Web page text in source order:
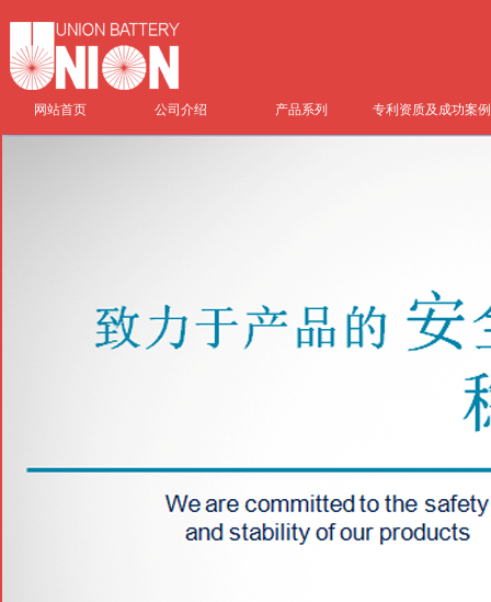
网站首页 公司介绍 产品系列 专利资质及成功案例